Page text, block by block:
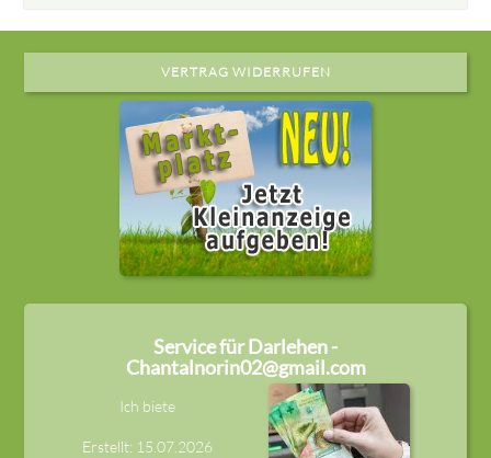
VERTRAG WIDERRUFEN
Service für Darlehen -
Chantalnorin02@gmail.com
Ich biete
Erstellt: 15.07.2026